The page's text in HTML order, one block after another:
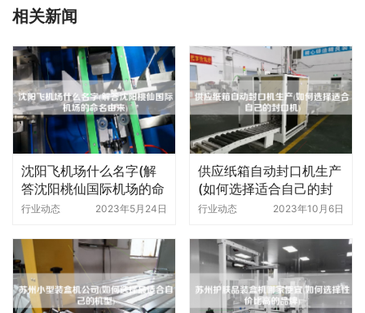
相关新闻
沈阳飞机场什么名字(解
答沈阳桃仙国际机场的命
名由来)
行业动态 2023年5月24日
供应纸箱自动封口机生产
(如何选择适合自己的封
口机)
行业动态 2023年10月6日